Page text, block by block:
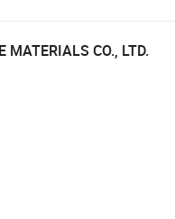
MATERIALS CO., LTD.